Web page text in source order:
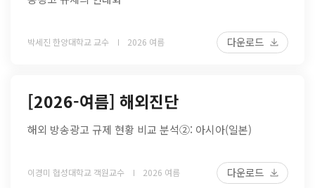
박세진 한양대학교 교수 2026 여름 다운로드
[2026-여름] 해외진단
해외 방송광고 규제 현황 비교 분석②: 아시아(일본)
이경미 협성대학교 객원교수 2026 여름 다운로드